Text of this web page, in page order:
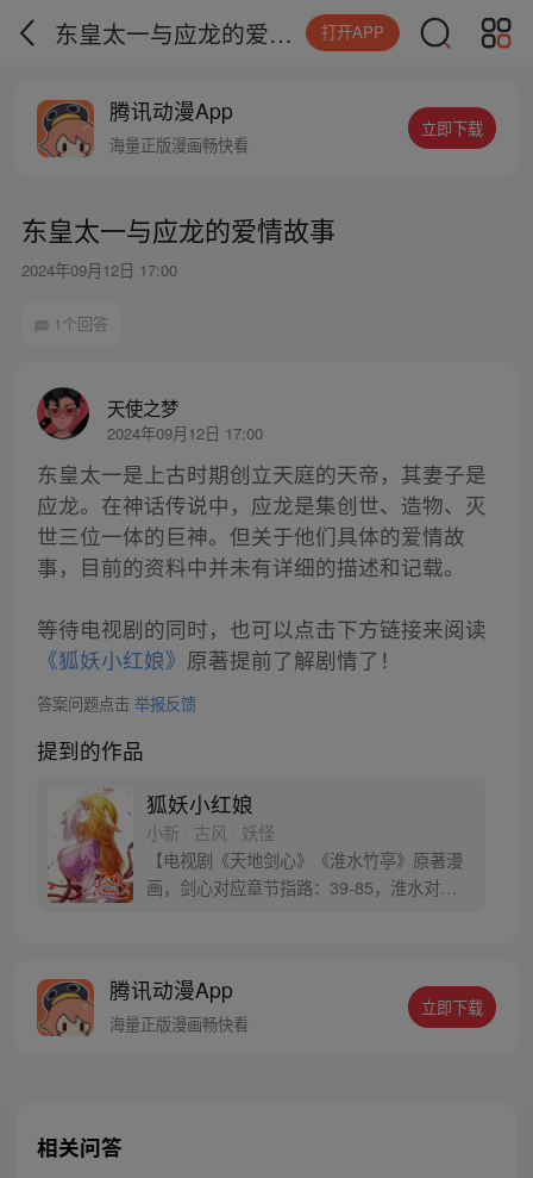
东皇太一与应龙的爱情故事 打开APP
腾讯动漫App
海量正版漫画畅快看
立即下载
东皇太一与应龙的爱情故事
2024年09月12日 17:00
1个回答
天使之梦
2024年09月12日 17:00
东皇太一是上古时期创立天庭的天帝，其妻子是
应龙。在神话传说中，应龙是集创世、造物、灭
世三位一体的巨神。但关于他们具体的爱情故
事，目前的资料中并未有详细的描述和记载。
等待电视剧的同时，也可以点击下方链接来阅读
《狐妖小红娘》 原著提前了解剧情了！
答案问题点击 举报反馈
提到的作品
狐妖小红娘
小新 · 古风 · 妖怪
【电视剧《天地剑心》《淮水竹亭》原著漫
画，剑心对应章节指路：39-85，淮水对应
腾讯动漫App
海量正版漫画畅快看
立即下载
相关问答